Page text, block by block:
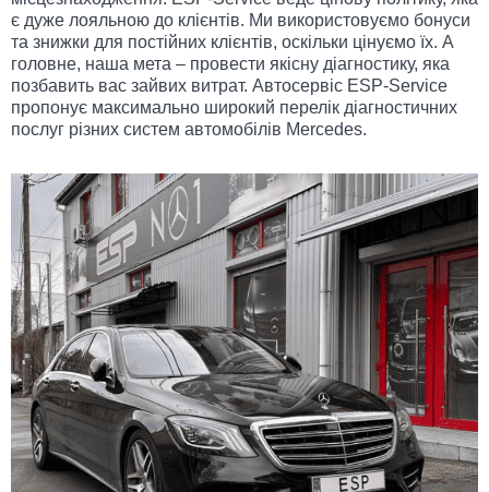
є дуже лояльною до клієнтів. Ми використовуємо бонуси
та знижки для постійних клієнтів, оскільки цінуємо їх. А
головне, наша мета – провести якісну діагностику, яка
позбавить вас зайвих витрат. Автосервіс ESP-Service
пропонує максимально широкий перелік діагностичних
послуг різних систем автомобілів Mercedes.